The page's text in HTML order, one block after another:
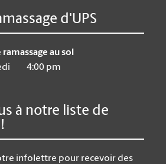
d'UPS
au sol
4:00 pm
à notre liste de
infolettre pour recevoir des